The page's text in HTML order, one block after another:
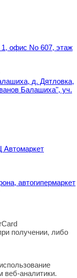
офис No 607, этаж
д. Дятловка,
Балашиха", уч.
Автомаркет
автогипермаркет
получении, либо
веб-аналитики.